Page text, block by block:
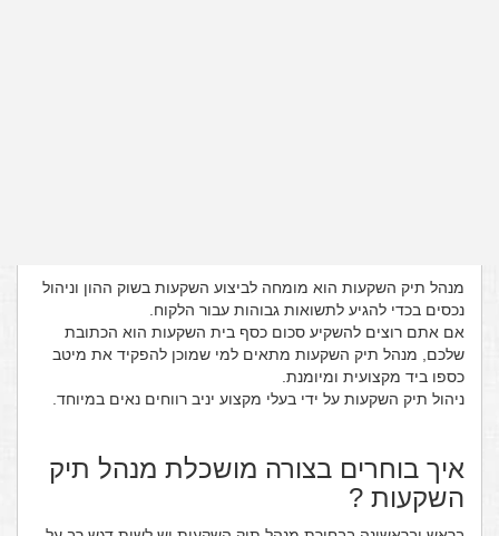
מנהל תיק השקעות הוא מומחה לביצוע השקעות בשוק ההון וניהול
נכסים בכדי להגיע לתשואות גבוהות עבור הלקוח.
אם אתם רוצים להשקיע סכום כסף בית השקעות הוא הכתובת
שלכם, מנהל תיק השקעות מתאים למי שמוכן להפקיד את מיטב
כספו ביד מקצועית ומיומנת.
ניהול תיק השקעות על ידי בעלי מקצוע יניב רווחים נאים במיוחד.
איך בוחרים בצורה מושכלת מנהל תיק
השקעות ?